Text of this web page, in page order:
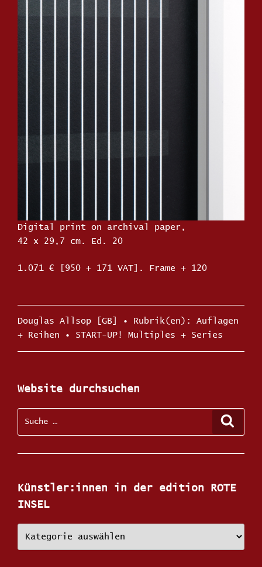
Digital print on archival paper,
42 x 29,7 cm. Ed. 20
1.071 € [950 + 171 VAT]. Frame + 120
Kategorien
Douglas Allsop [GB] Schlagwörter
Auflagen
+ Reihen • START-UP! Multiples + Series
Website durchsuchen
Künstler:innen in der edition ROTE
INSEL